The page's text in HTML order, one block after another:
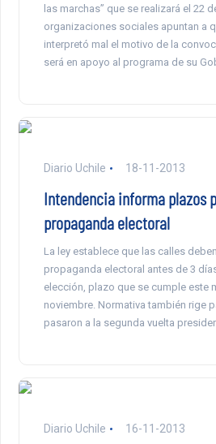
las marchas” que se realizará el 22
organizaciones sociales apuntan a
interpretó mal el motivo de la
será en apoyo al programa de su
Diario Uchile 18-11-2013
Intendencia informa plazos
propaganda electoral
La ley establece que las calles
propaganda electoral antes de 3
elección, plazo que se cumple este
noviembre. Normativa también rige
pasaron a la segunda vuelta
Diario Uchile 16-11-2013